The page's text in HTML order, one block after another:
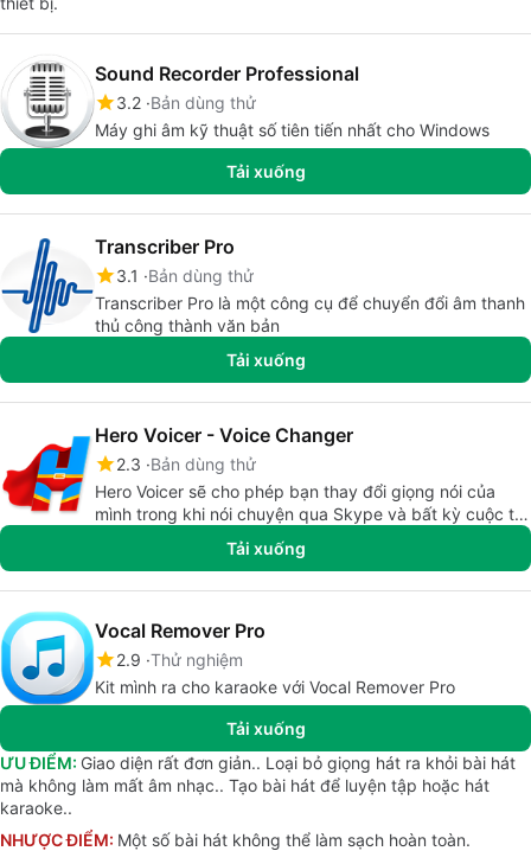
Sound Recorder Professional
3.2 Bản dùng thử
Máy ghi âm kỹ thuật số tiên tiến nhất cho Windows
Tải xuống
Transcriber Pro
3.1
Bản dùng thử
Transcriber Pro là một công cụ để chuyển đổi âm thanh
thủ công thành văn bản
Tải xuống
Hero Voicer - Voice Changer
2.3 Bản dùng thử
Hero Voicer sẽ cho phép bạn thay đổi giọng nói của
mình trong khi nói chuyện qua Skype và bất kỳ cuộc trò
chuyện thoại và âm thanh nào khác.
Tải xuống
Vocal Remover Pro
2.9 Thử nghiệm
Kit mình ra cho karaoke với Vocal Remover Pro
Tải xuống
ƯU ĐIỂM: Giao diện rất đơn giản.. Loại bỏ giọng hát ra khỏi bài hát
mà không làm mất âm nhạc.. Tạo bài hát để luyện tập hoặc hát
karaoke..
NHƯỢC ĐIỂM: Một số bài hát không thể làm sạch hoàn toàn.